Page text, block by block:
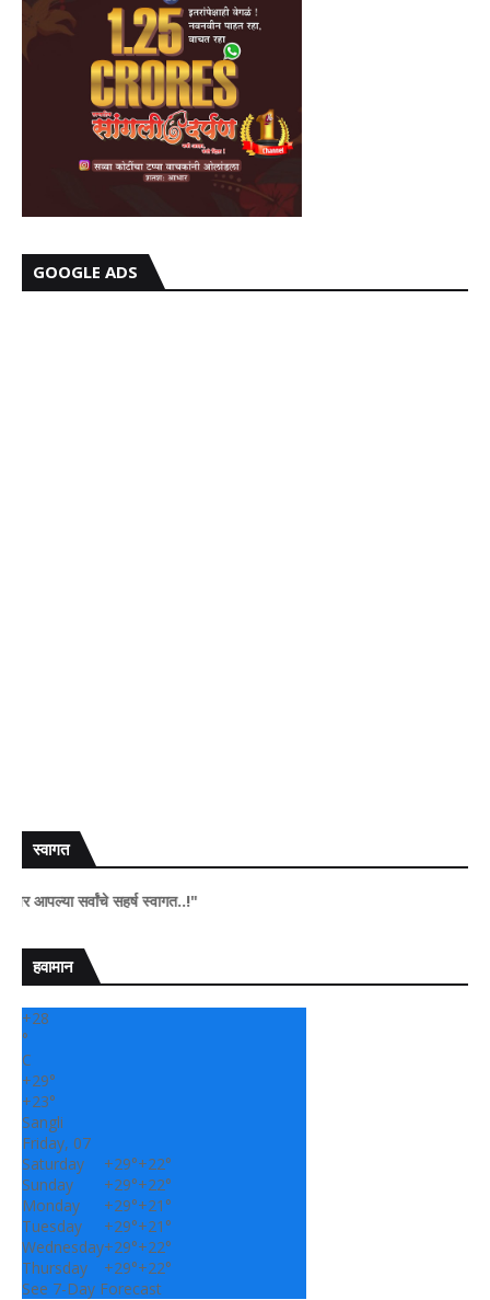
GOOGLE ADS
स्वागत
सर्वांचे सहर्ष स्वागत..!"
हवामान
+28
°
C
+29°
+23°
Sangli
Friday, 07
Saturday
+29°+22°
Sunday
+29°+22°
Monday
+29°+21°
Tuesday
+29°+21°
Wednesday+29°+22°
Thursday
+29°+22°
See 7-Day Forecast